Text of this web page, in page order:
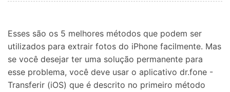
Esses são os 5 melhores métodos que podem ser
utilizados para extrair fotos do iPhone facilmente. Mas
se você desejar ter uma solução permanente para
esse problema, você deve usar o aplicativo dr.fone -
Transferir (iOS) que é descrito no primeiro método